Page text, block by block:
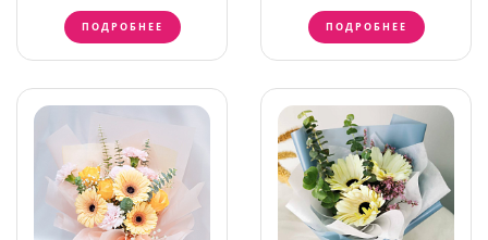
ПОДРОБНЕЕ ПОДРОБНЕЕ